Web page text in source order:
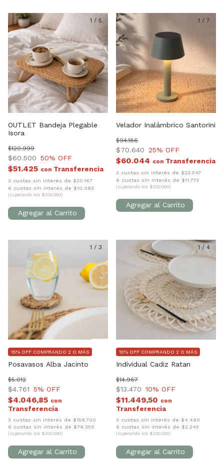
1 / 5
OUTLET Bandeja Plegable
Isora
$60.500
$120.999
50% OFF
$51.425 con
3 cuotas sin interés de $20.167
6 cuotas sin interés de $10.083
(superando los $300.000)
1 / 7
Velador Inalámbrico Santorini
$70.640
$94.186
25% OFF
$60.044 con
3 cuotas sin interés de $23.547
6 cuotas sin interés de $11.773
(superando los $300.000)
1 / 3
Posavasos Alba Jacinto
$4.761
$5.012
5% OFF
15% OFF COMPRANDO 2 O MÁS
$4.046,85 con
3 cuotas sin interés de $158.700
6 cuotas sin interés de $79.350
(superando los $300.000)
1/ 4
Individual Cadiz Ratan
$13.470
$14.967
10% OFF
15% OFF COMPRANDO 2 O MÁS
$11.449,50 con
3 cuotas sin interés de $4.490
6 cuotas sin interés de $2.245
(superando los $300.000)